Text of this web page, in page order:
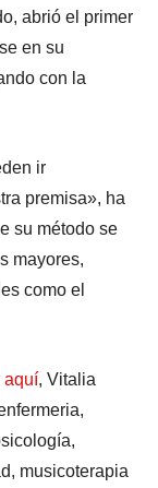
abrió el primer
en su
con la
ir
premisa», ha
su método se
mayores,
como el
aquí, Vitalia
musicoterapia